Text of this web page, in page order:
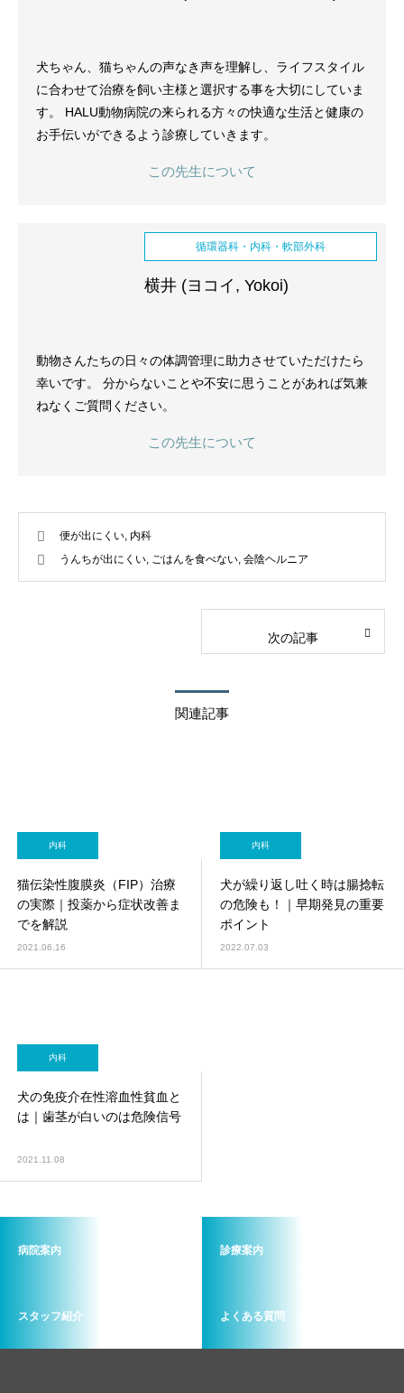
犬ちゃん、猫ちゃんの声なき声を理解し、ライフスタイル
に合わせて治療を飼い主様と選択する事を大切にしていま
す。 HALU動物病院の来られる方々の快適な生活と健康の
お手伝いができるよう診療していきます。
この先生について
循環器科・内科・軟部外科
横井 (ヨコイ, Yokoi)
動物さんたちの日々の体調管理に助力させていただけたら
幸いです。 分からないことや不安に思うことがあれば気兼
ねなくご質問ください。
この先生について
便が出にくい, 内科
うんちが出にくい, ごはんを食べない, 会陰ヘルニア
次の記事
関連記事
内科
猫伝染性腹膜炎（FIP）治療
の実際｜投薬から症状改善ま
でを解説
2021.06.16
内科
犬が繰り返し吐く時は腸捻転
の危険も！｜早期発見の重要
ポイント
2022.07.03
内科
犬の免疫介在性溶血性貧血と
は｜歯茎が白いのは危険信号
2021.11.08
病院案内 診療案内
スタッフ紹介 よくある質問